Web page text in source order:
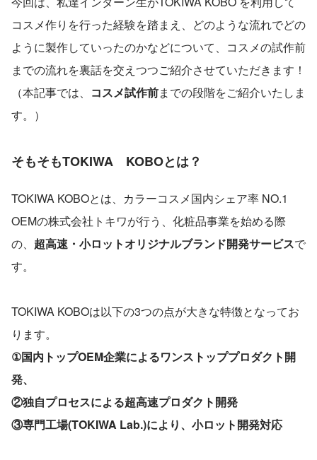
コスメ作りを行った経験を踏まえ、どのような流れでどの
ように製作していったのかなどについて、コスメの試作前
までの流れを裏話を交えつつご紹介させていただきます！
（本記事では、 コスメ試作前までの段階をご紹介いたしま
す。）
そもそもTOKIWA　KOBOとは？
TOKIWA KOBOとは、カラーコスメ国内シェア率 NO.1
OEMの株式会社トキワが行う、化粧品事業を始める際
の、 超高速・小ロットオリジナルブランド開発サービスで
す。
TOKIWA KOBOは以下の3つの点が大きな特徴となってお
ります。
①国内トップOEM企業によるワンストッププロダクト開
発、
②独自プロセスによる超高速プロダクト開発
③専門工場(TOKIWA Lab.)により、小ロット開発対応